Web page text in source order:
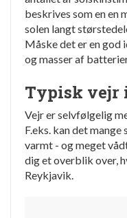
beskrives som en en
solen langt
Måske det er en god
og masser af
Typisk vejr
Vejr er selvfølgelig
F.eks. kan det
varmt - og meget
dig et overblik over,
Reykjavik.